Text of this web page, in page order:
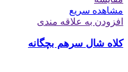
مشاهده سریع
افزودن به علاقه مندی
کلاه شال سرهم بچگانه